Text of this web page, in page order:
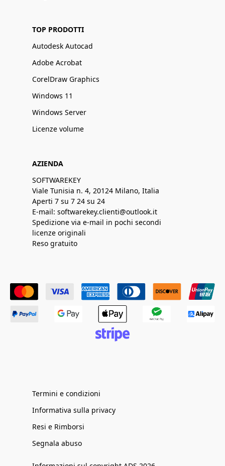
TOP PRODOTTI
Autodesk Autocad
Adobe Acrobat
CorelDraw Graphics
Windows 11
Windows Server
Licenze volume
AZIENDA
SOFTWAREKEY
Viale Tunisia n. 4, 20124 Milano, Italia
Aperti 7 su 7 24 su 24
E-mail: softwarekey.clienti@outlook.it
Spedizione via e-mail in pochi secondi
licenze originali
Reso gratuito
Termini e condizioni
Informativa sulla privacy
Resi e Rimborsi
Segnala abuso